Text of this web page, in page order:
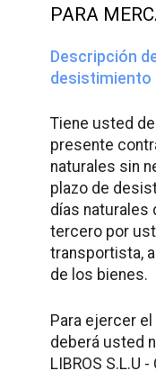
PARA
Descripción
desistimiento
Tiene usted
presente
naturales sin
plazo de
días naturales
tercero por
transportista,
de los bienes.
Para ejercer
deberá usted
LIBROS S.L.U